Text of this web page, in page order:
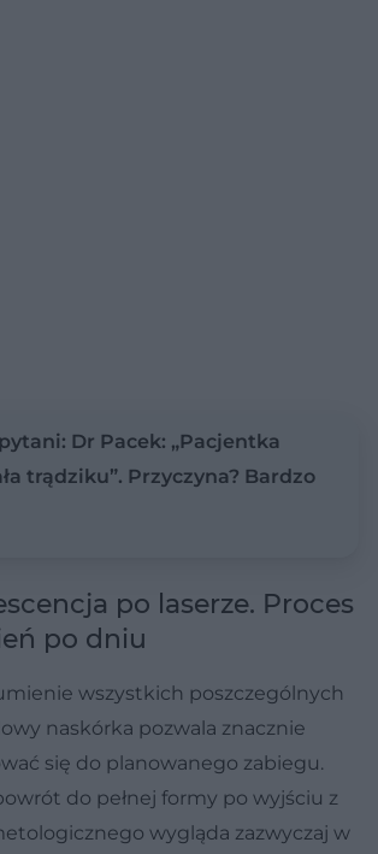
Dr Pacek: „Pacjentka
trądziku”. Przyczyna? Bardzo
po laserze. Proces
po dniu
wszystkich poszczególnych
naskórka pozwala znacznie
się do planowanego zabiegu.
do pełnej formy po wyjściu z
wygląda zazwyczaj w